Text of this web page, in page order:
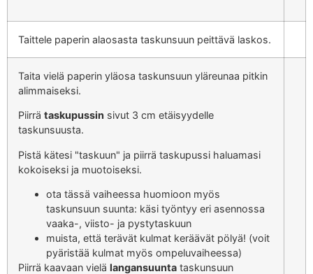
Taittele paperin alaosasta taskunsuun peittävä laskos.
Taita vielä paperin yläosa taskunsuun yläreunaa pitkin
alimmaiseksi.
Piirrä taskupussin sivut 3 cm etäisyydelle
taskunsuusta.
Pistä kätesi "taskuun" ja piirrä taskupussi haluamasi
kokoiseksi ja muotoiseksi.
ota tässä vaiheessa huomioon myös
taskunsuun suunta: käsi työntyy eri asennossa
vaaka-, viisto- ja pystytaskuun
muista, että terävät kulmat keräävät pölyä! (voit
pyäristää kulmat myös ompeluvaiheessa)
Piirrä kaavaan vielä langansuunta taskunsuun